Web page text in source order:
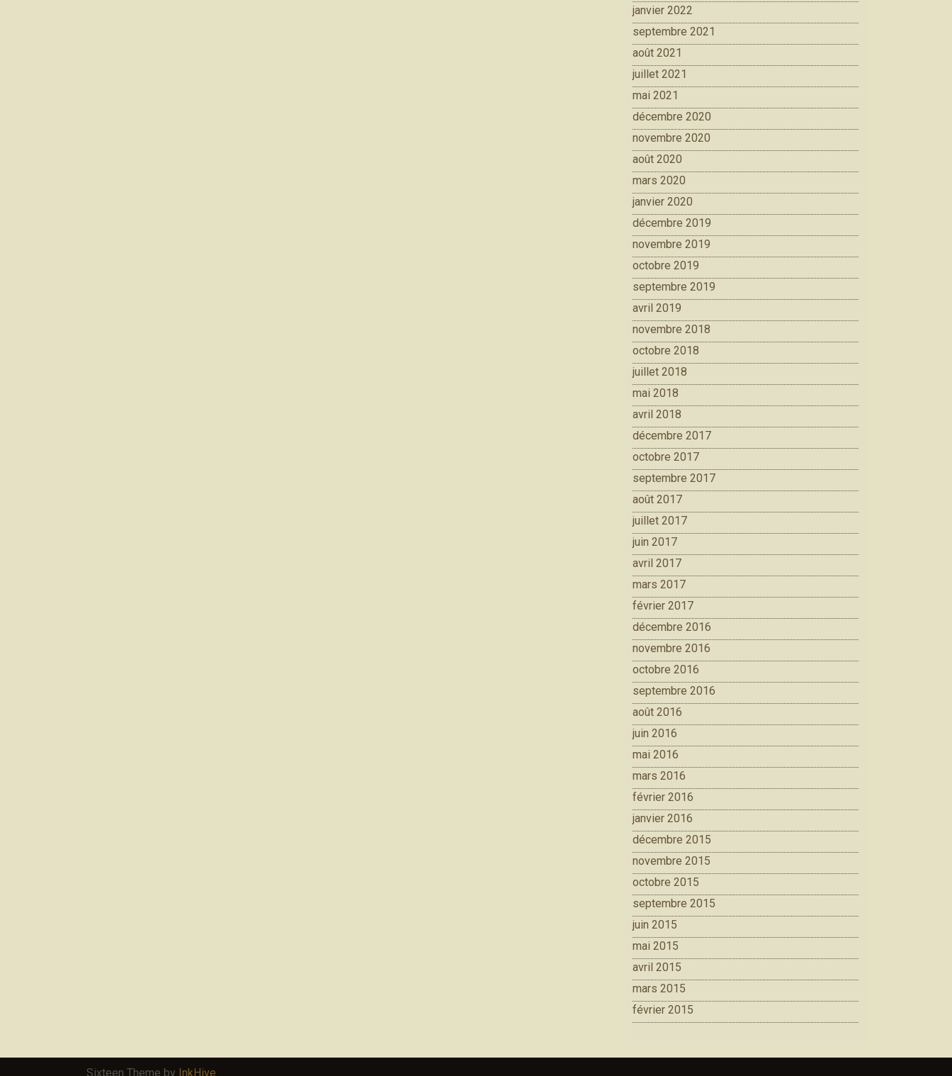
janvier 2022
septembre 2021
août 2021
juillet 2021
mai 2021
décembre 2020
novembre 2020
août 2020
mars 2020
janvier 2020
décembre 2019
novembre 2019
octobre 2019
septembre 2019
avril 2019
novembre 2018
octobre 2018
juillet 2018
mai 2018
avril 2018
décembre 2017
octobre 2017
septembre 2017
août 2017
juillet 2017
juin 2017
avril 2017
mars 2017
février 2017
décembre 2016
novembre 2016
octobre 2016
septembre 2016
août 2016
juin 2016
mai 2016
mars 2016
février 2016
janvier 2016
décembre 2015
novembre 2015
octobre 2015
septembre 2015
juin 2015
mai 2015
avril 2015
mars 2015
février 2015
Sixteen Theme by InkHive